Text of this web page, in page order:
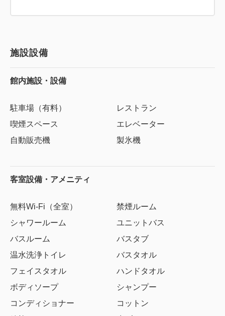
施設設備
館内施設・設備
駐車場（有料）
レストラン
喫煙スペース
エレベーター
自動販売機
製氷機
客室設備・アメニティ
無料Wi-Fi（全室）
禁煙ルーム
シャワールーム
ユニットバス
バスルーム
バスタブ
温水洗浄トイレ
バスタオル
フェイスタオル
ハンドタオル
ボディソープ
シャンプー
コンディショナー
コットン